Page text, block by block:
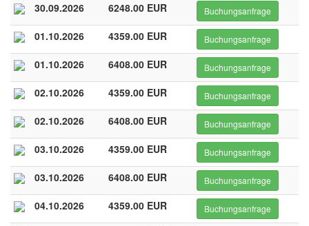
30.09.2026 6248.00 EUR Buchungsanfrage
01.10.2026 4359.00 EUR Buchungsanfrage
01.10.2026 6408.00 EUR Buchungsanfrage
02.10.2026 4359.00 EUR Buchungsanfrage
02.10.2026 6408.00 EUR Buchungsanfrage
03.10.2026 4359.00 EUR Buchungsanfrage
03.10.2026 6408.00 EUR Buchungsanfrage
04.10.2026 4359.00 EUR Buchungsanfrage